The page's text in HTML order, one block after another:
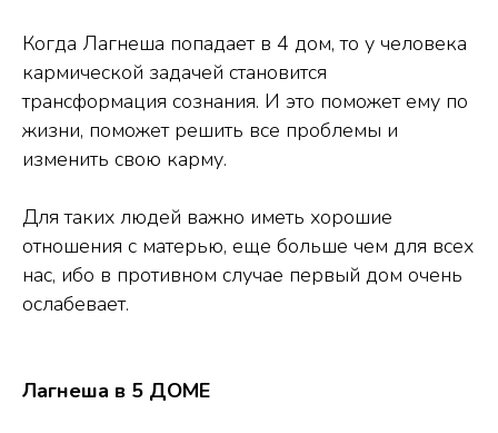
Когда Лагнеша попадает в 4 дом, то у человека
кармической задачей становится
трансформация сознания. И это поможет ему по
жизни, поможет решить все проблемы и
изменить свою карму.
Для таких людей важно иметь хорошие
отношения с матерью, еще больше чем для всех
нас, ибо в противном случае первый дом очень
ослабевает.
Лагнеша в 5 ДОМЕ